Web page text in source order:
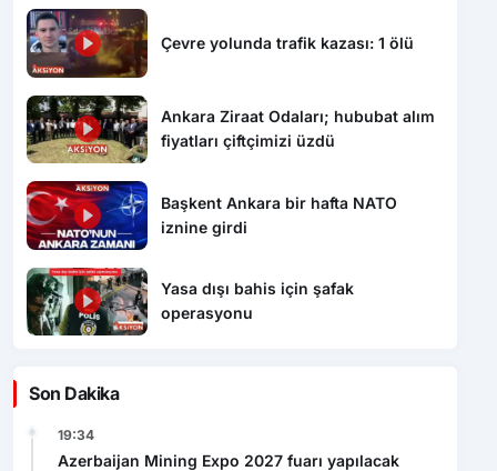
Çevre yolunda trafik kazası: 1 ölü
Ankara Ziraat Odaları; hububat alım
fiyatları çiftçimizi üzdü
Başkent Ankara bir hafta NATO
iznine girdi
Yasa dışı bahis için şafak
operasyonu
Son Dakika
19:34
Azerbaijan Mining Expo 2027 fuarı yapılacak